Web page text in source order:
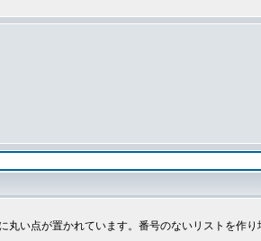
い点が置かれています。番号のないリストを作り